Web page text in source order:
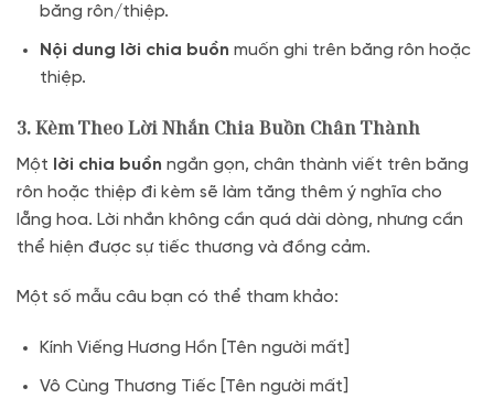
băng rôn/thiệp.
Nội dung lời chia buồn muốn ghi trên băng rôn hoặc
thiệp.
3. Kèm Theo Lời Nhắn Chia Buồn Chân Thành
Một lời chia buồn ngắn gọn, chân thành viết trên băng
rôn hoặc thiệp đi kèm sẽ làm tăng thêm ý nghĩa cho
lẵng hoa. Lời nhắn không cần quá dài dòng, nhưng cần
thể hiện được sự tiếc thương và đồng cảm.
Một số mẫu câu bạn có thể tham khảo:
Kính Viếng Hương Hồn [Tên người mất]
Vô Cùng Thương Tiếc [Tên người mất]